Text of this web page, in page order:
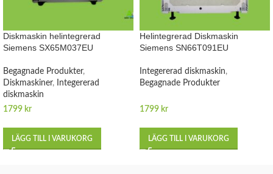
Diskmaskin helintegrerad
Siemens SX65M037EU
Begagnade Produkter,
Diskmaskiner,
Integererad
diskmaskin
1799 kr
LÄGG TILL I VARUKORG
Helintegrerad Diskmaskin
Siemens SN66T091EU
Integererad diskmaskin,
Begagnade Produkter
1799 kr
LÄGG TILL I VARUKORG